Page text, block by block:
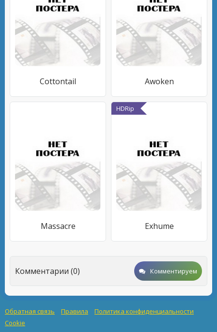
Cottontail Awoken
Massacre
HDRip
Exhume
Комментарии (0) Комментируем
Обратная связь Правила
Политика конфиденциальности
Cookie